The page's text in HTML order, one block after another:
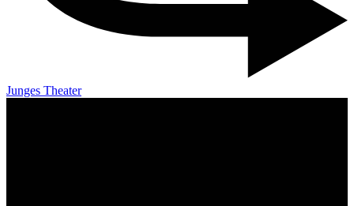
Junges Theater